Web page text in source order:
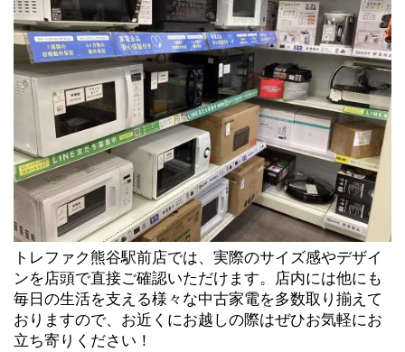
トレファク熊谷駅前店では、実際のサイズ感やデザイ
ンを店頭で直接ご確認いただけます。店内には他にも
毎日の生活を支える様々な中古家電を多数取り揃えて
おりますので、お近くにお越しの際はぜひお気軽にお
立ち寄りください！